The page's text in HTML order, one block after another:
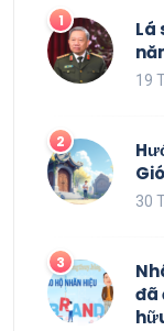
Lá
19
30
đã